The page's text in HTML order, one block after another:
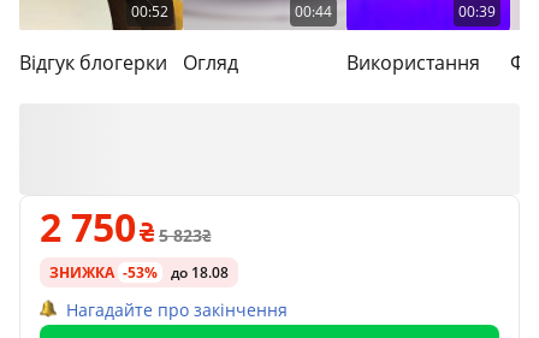
00:52
Відгук блогерки
00:44
Огляд
00:39
Використання
2 750 5 823
ЗНИЖКА -53% до 18.08
Нагадайте про закінчення